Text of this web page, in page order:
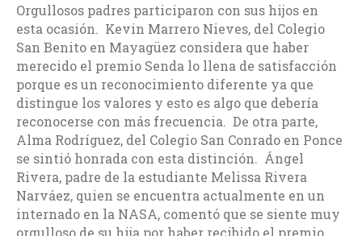
Orgullosos padres participaron con sus hijos en
esta ocasión. Kevin Marrero Nieves, del Colegio
San Benito en Mayagüez considera que haber
merecido el premio Senda lo llena de satisfacción
porque es un reconocimiento diferente ya que
distingue los valores y esto es algo que debería
reconocerse con más frecuencia. De otra parte,
Alma Rodríguez, del Colegio San Conrado en Ponce
se sintió honrada con esta distinción. Ángel
Rivera, padre de la estudiante Melissa Rivera
Narváez, quien se encuentra actualmente en un
internado en la NASA, comentó que se siente muy
orgulloso de su hija por haber recibido el premio